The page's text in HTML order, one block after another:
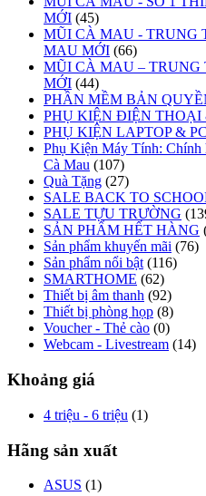
MỚI (45)
MŨI CÀ MAU - TRUNG
MAU MỚI (66)
MŨI CÀ MAU –
MỚI (44)
PHẦN MỀM BẢN
PHỤ KIỆN ĐIỆN THOẠI
PHỤ KIỆN LAPTOP & PC
Phụ Kiện Máy Tính: Chính
Cà Mau (107)
Quà Tặng (27)
SALE BACK TO
SALE TỰU TRƯỜNG
SẢN PHẨM HẾT HÀNG
Sản phẩm khuyến mãi (76)
Sản phẩm nổi bật (116)
SMARTHOME (62)
Thiết bị âm thanh (92)
Thiết bị phòng họp (8)
Voucher - Thẻ cào (0)
Webcam - Livestream (14)
Khoảng giá
4 triệu - 6 triệu (1)
Hãng sản xuất
ASUS (1)